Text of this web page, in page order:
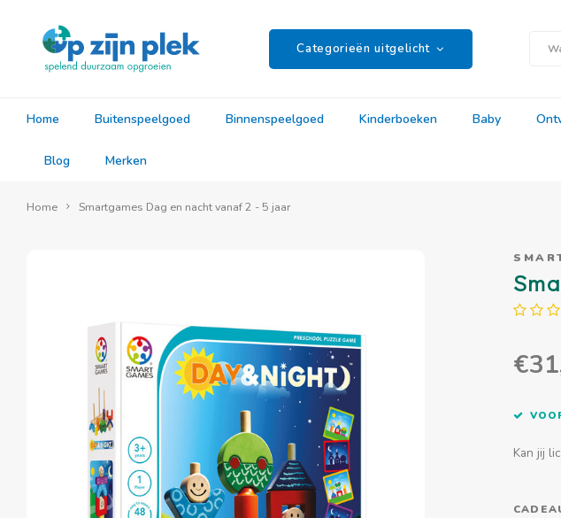
Categorieën uitgelicht
Home Buitenspeelgoed Binnenspeelgoed Kinderboeken Baby
Blog Merken
Home Smartgames Dag en nacht vanaf 2 - 5 jaar
Kan jij